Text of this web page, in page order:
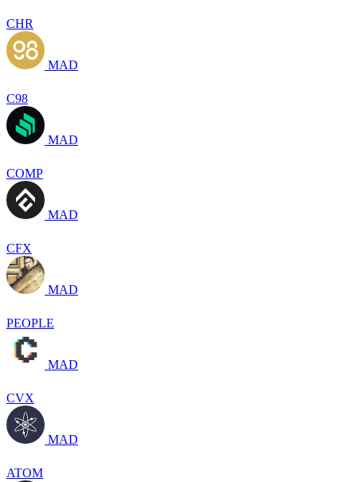
CHR
MAD
C98
MAD
COMP
MAD
CFX
MAD
PEOPLE
MAD
CVX
MAD
ATOM